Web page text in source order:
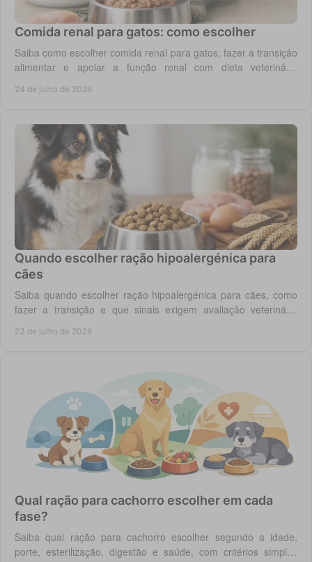
Comida renal para gatos: como escolher
Saiba como escolher comida renal para gatos, fazer a transição
alimentar e apoiar a função renal com dieta veterinária
24 de julho de 2026
Quando escolher ração hipoalergénica para
cães
Saiba quando escolher ração hipoalergénica para cães, como
fazer a transição e que sinais exigem avaliação veterinária
23 de julho de 2026
Qual ração para cachorro escolher em cada
fase?
Saiba qual ração para cachorro escolher segundo a idade,
porte, esterilização, digestão e saúde, com critérios simples